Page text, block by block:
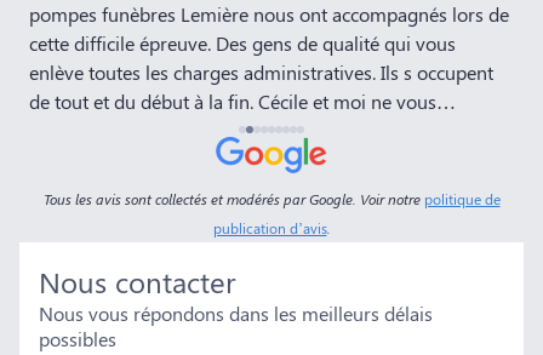
pompes funèbres Lemière nous ont accompagnés lors de
cette difficile épreuve. Des gens de qualité qui vous
enlève toutes les charges administratives. Ils s occupent
de tout et du début à la fin. Cécile et moi ne vous
remercieront jamais assez! Bravo
Tous les avis sont collectés et modérés par Google. Voir notre politique de
publication d’avis.
Nous contacter
Nous vous répondons dans les meilleurs délais
possibles